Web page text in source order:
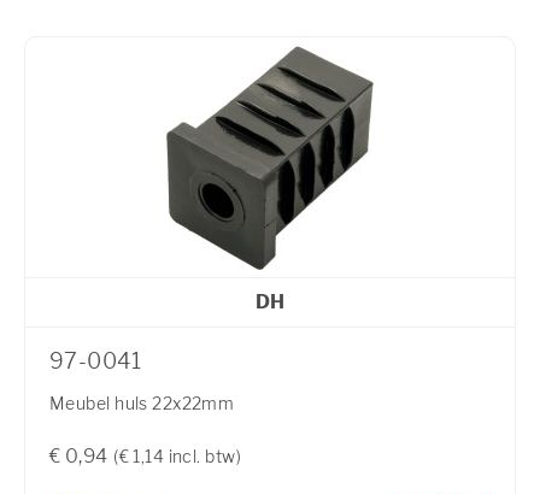
DH
97-0041
Meubel huls 22x22mm
€ 0,94 (€ 1,14 incl. btw)